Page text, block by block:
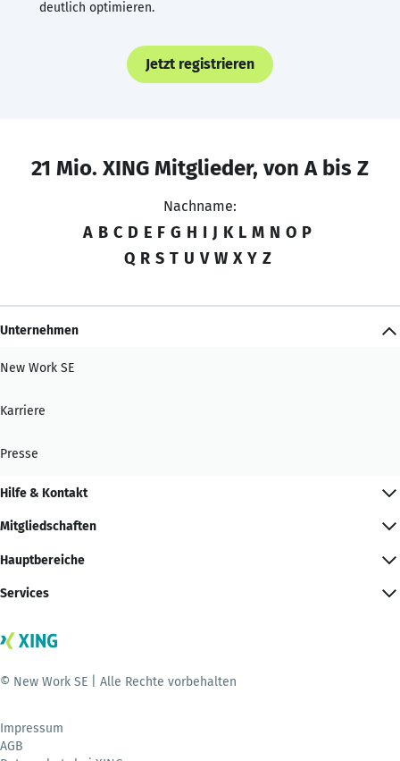
deutlich optimieren.
Jetzt registrieren
21 Mio. XING Mitglieder, von A bis Z
Nachname:
A B C D E F G H I J K L M N O P
Q R S T U V W X Y Z
Unternehmen
New Work SE
Karriere
Presse
Hilfe & Kontakt
Mitgliedschaften
Hauptbereiche
Services
© New Work SE | Alle Rechte vorbehalten
Impressum
AGB